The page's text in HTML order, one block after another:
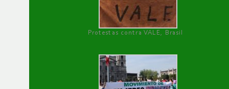
Protestas contra VALE, Brasil